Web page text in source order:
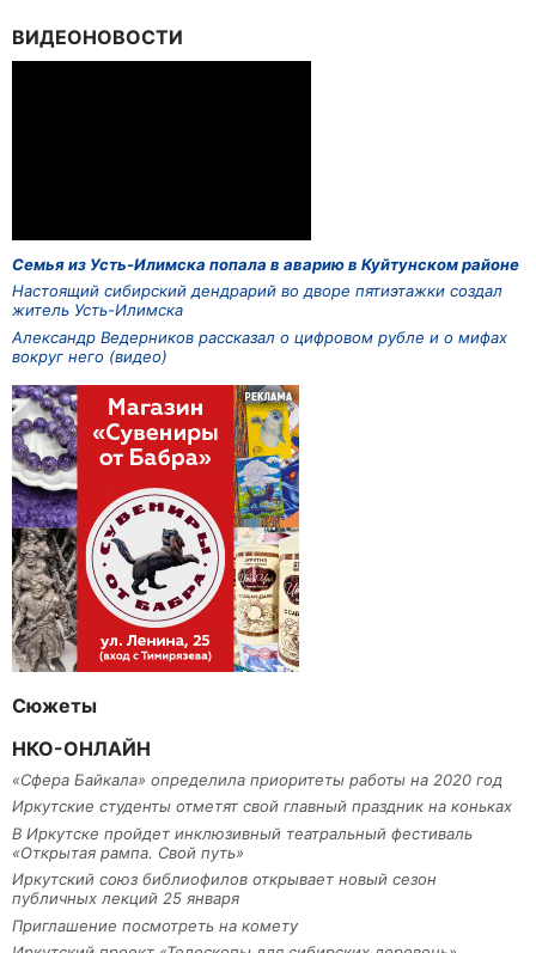
ВИДЕОНОВОСТИ
Семья из Усть-Илимска попала в аварию в Куйтунском районе
Настоящий сибирский дендрарий во дворе пятиэтажки создал
житель Усть-Илимска
Александр Ведерников рассказал о цифровом рубле и о мифах
вокруг него (видео)
Сюжеты
НКО-ОНЛАЙН
«Сфера Байкала» определила приоритеты работы на 2020 год
Иркутские студенты отметят свой главный праздник на коньках
В Иркутске пройдет инклюзивный театральный фестиваль
«Открытая рампа. Свой путь»
Иркутский союз библиофилов открывает новый сезон
публичных лекций 25 января
Приглашение посмотреть на комету